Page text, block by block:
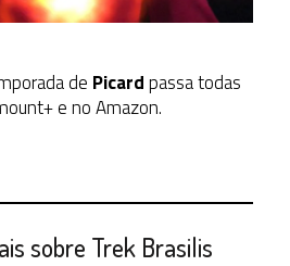
de Picardpassa todas
e no Amazon.
sobre Trek Brasilis